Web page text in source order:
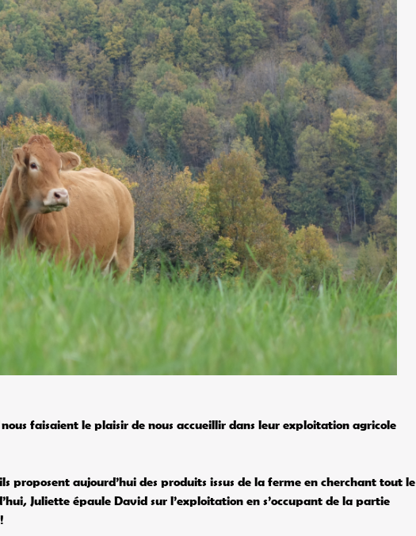
nous faisaient le plaisir de nous accueillir dans leur exploitation agricole
proposent aujourd’hui des produits issus de la ferme en cherchant tout le
Juliette épaule David sur l’exploitation en s’occupant de la partie